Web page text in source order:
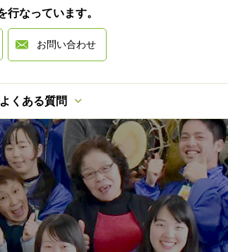
なっています。
お問い合わせ
よくある質問